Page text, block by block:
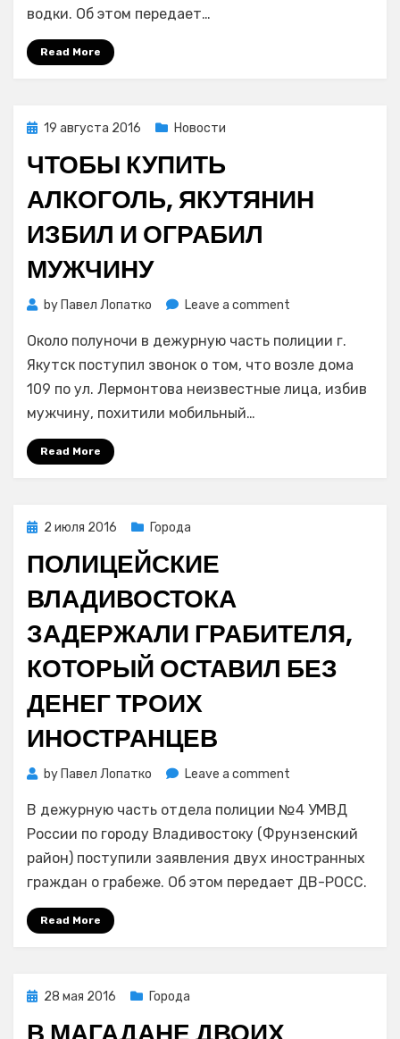
водки. Об этом передает…
Read More
Posted
19 августа 2016 Новости
ЧТОБЫ КУПИТЬ
АЛКОГОЛЬ, ЯКУТЯНИН
ИЗБИЛ И ОГРАБИЛ
МУЖЧИНУ
by Павел Лопатко Leave a comment
купить
алкоголь,
якутянин
Около полуночи в дежурную часть полиции г.
Якутск поступил звонок о том, что возле дома
109 по ул. Лермонтова неизвестные лица, избив
мужчину, похитили мобильный…
Read More
Posted
2 июля 2016 Города
ПОЛИЦЕЙСКИЕ
ВЛАДИВОСТОКА
ЗАДЕРЖАЛИ ГРАБИТЕЛЯ,
КОТОРЫЙ ОСТАВИЛ БЕЗ
ДЕНЕГ ТРОИХ
ИНОСТРАНЦЕВ
by Павел Лопатко Leave a comment
Владивостока
задержали
грабителя,
оставил
В дежурную часть отдела полиции №4 УМВД
России по городу Владивостоку (Фрунзенский
район) поступили заявления двух иностранных
граждан о грабеже. Об этом передает ДВ-РОСС.
Read More
Posted
28 мая 2016 Города